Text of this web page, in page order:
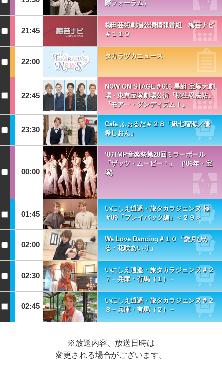
際フォーラム）
21:45
梅田芸術劇場公演情報番組 梅芸ナビ
＃１１９
22:00
タカラヅカニュース
22:45
NOW ON STAGE＃616 星組 宝塚大劇
場・東京宝塚劇場公演『柳生忍法帖』
『モアー・ダンディズム！』
23:30
Cafe ふぉるだ＃２８「凪七瑠海／優
希しおん」
00:00
’86TMP音楽祭第28回ミラーボール
「ザッツ・ムービー！」 (’86年・宝
塚)
01:45
いにしえ逍遥・旅タカラジェンヌ 極
＃89「プレイバック編」＜２９＞
02:00
We Love Dancing＃１０「愛月ひか
る・花咲あいり」
02:30
いにしえ逍遥・旅タカラジェンヌ＃２
７－兵庫・有馬（１）－
02:45
いにしえ逍遥・旅タカラジェンヌ＃２
８－兵庫・有馬（２）－
※放送内容、放送日時は
変更される場合がございます。